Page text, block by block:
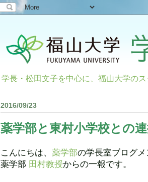
学長・松田文子を中心に、福山大学の
2016/09/23
薬学部と東村小学校との
こんにちは、 薬学部の学長室ブログ
薬学部 田村教授からの一報です。